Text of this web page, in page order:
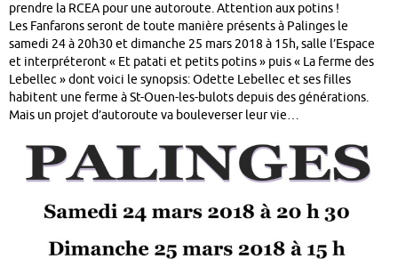
prendre la RCEA pour une autoroute. Attention aux potins !
Les Fanfarons seront de toute manière présents à Palinges le
samedi 24 à 20h30 et dimanche 25 mars 2018 à 15h, salle l’Espace
et interpréteront « Et patati et petits potins » puis « La ferme des
Lebellec » dont voici le synopsis: Odette Lebellec et ses filles
habitent une ferme à St-Ouen-les-bulots depuis des générations.
Mais un projet d’autoroute va bouleverser leur vie…